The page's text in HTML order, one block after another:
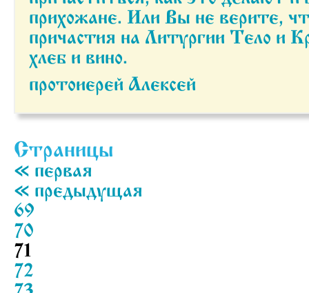
прихожане. Или Вы не верите,
причастия на Литургии Тело и
хлеб и вино.
протоиерей Алексей
Страницы
« первая
« предыдущая
69
70
71
72
73